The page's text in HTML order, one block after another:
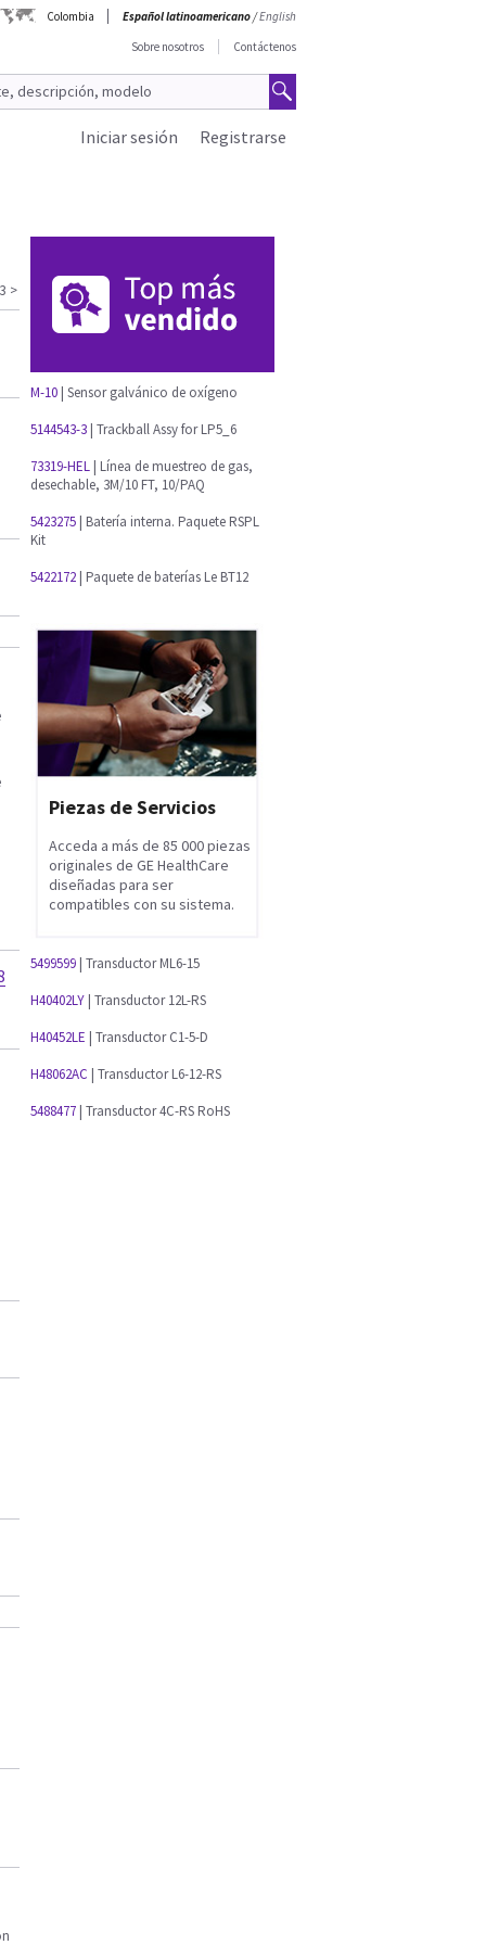
Colombia Español latinoamericano/English
Sobre nosotros
Contáctenos
Registrarse
Iniciar sesión
>
M-10 | Sensor galvánico de oxígeno
5144543-3 | Trackball Assy for LP5_6
73319-HEL | Línea de muestreo de gas,
desechable, 3M/10 FT, 10/PAQ
5423275 | Batería interna. Paquete RSPL
Kit
5422172 | Paquete de baterías Le BT12
Piezas de Servicios
Acceda a más de 85 000 piezas
originales de GE HealthCare
diseñadas para ser
compatibles con su sistema.
5499599 | Transductor ML6-15
H40402LY | Transductor 12L-RS
H40452LE | Transductor C1-5-D
H48062AC | Transductor L6-12-RS
5488477 | Transductor 4C-RS RoHS